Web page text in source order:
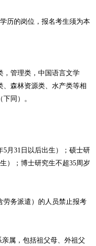
的岗位，报名考生须为本
管理类，中国语言文学
、森林资源类、水产类等相
同）。
月31日以后出生）；硕士研
）；博士研究生不超35周岁
务派遣）的人员禁止报考
属，包括祖父母、外祖父